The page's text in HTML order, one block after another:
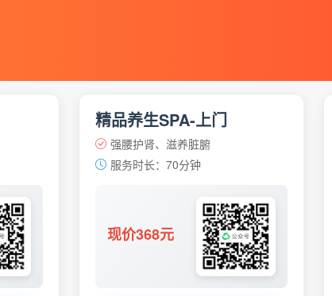
精品养生SPA-上门
强腰护肾、滋养脏腑
服务时长：70分钟
现价368元